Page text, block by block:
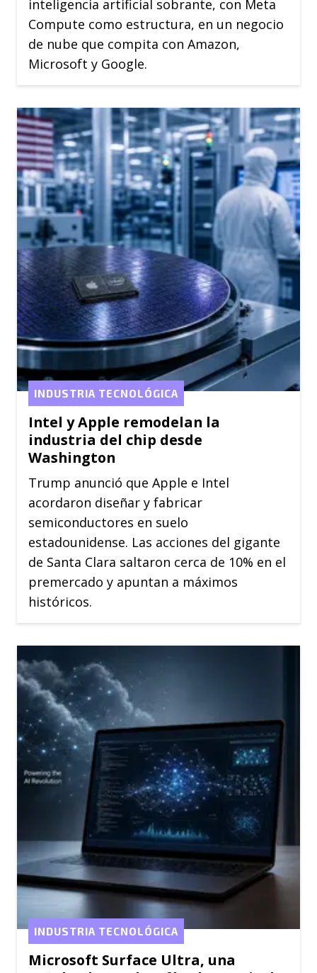
inteligencia artificial sobrante, con Meta
Compute como estructura, en un negocio
de nube que compita con Amazon,
Microsoft y Google.
Intel y Apple remodelan la
industria del chip desde
Washington
INDUSTRIA TECNOLÓGICA
Trump anunció que Apple e Intel
acordaron diseñar y fabricar
semiconductores en suelo
estadounidense. Las acciones del gigante
de Santa Clara saltaron cerca de 10% en el
premercado y apuntan a máximos
históricos.
Microsoft Surface Ultra, una
INDUSTRIA TECNOLÓGICA